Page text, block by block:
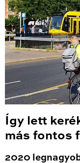
Így lett
más fontos
2020